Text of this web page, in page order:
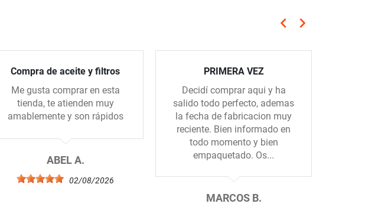
Anterior
keyboard_arrow_left Siguiente
keyboard_arrow_right
Compra de aceite y filtros
Me gusta comprar en esta
tienda, te atienden muy
amablemente y son rápidos
ABEL A.
02/08/2026
PRIMERA VEZ
Decidí comprar aqui y ha
salido todo perfecto, ademas
la fecha de fabricacion muy
reciente. Bien informado en
todo momento y bien
empaquetado. Os...
MARCOS B.